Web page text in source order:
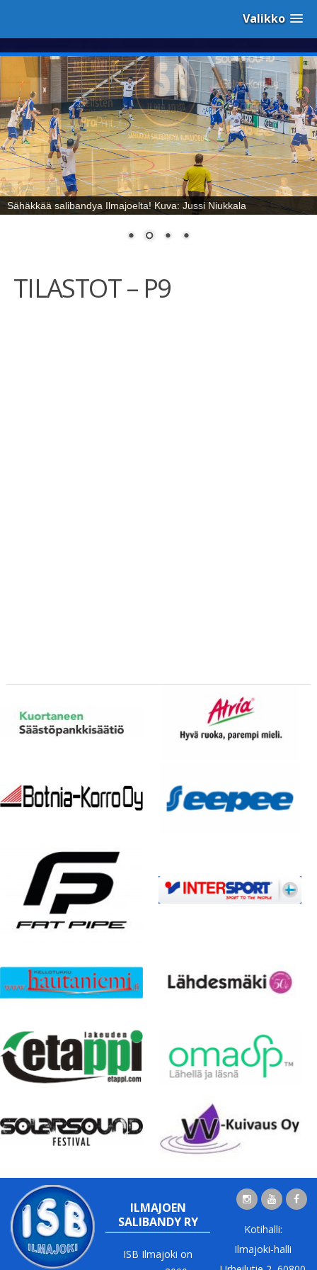
Valikko
Sähäkkää salibandya Ilmajoelta! Kuva: Jussi Niukkala
TILASTOT – P9
ILMAJOEN
SALIBANDY RY
ISB Ilmajoki on
Kotihalli:
Ilmajoki-halli